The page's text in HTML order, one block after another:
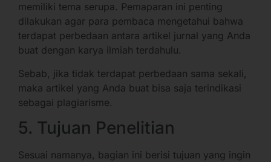
memiliki tema serupa. Pemaparan ini penting
dilakukan agar para pembaca mengetahui bahwa
terdapat perbedaan antara artikel jurnal yang Anda
buat dengan karya ilmiah terdahulu.
Sebab, jika tidak terdapat perbedaan sama sekali,
maka artikel yang Anda buat bisa saja terindikasi
sebagai plagiarisme.
5. Tujuan Penelitian
Sesuai namanya, bagian ini berisi tujuan yang ingin